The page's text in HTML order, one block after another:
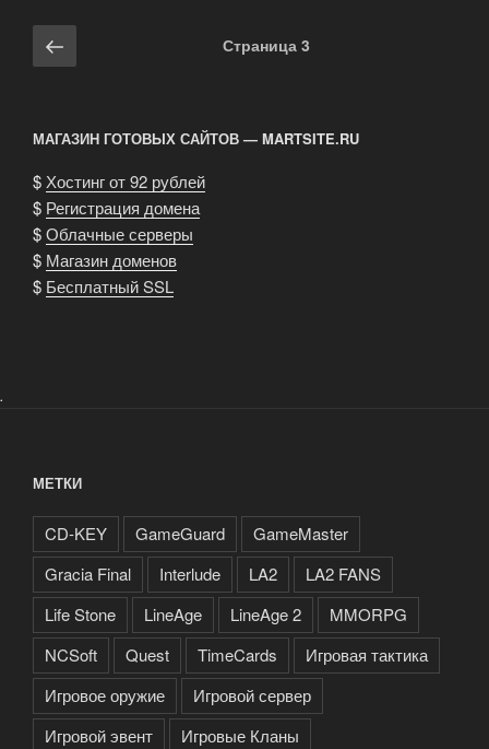
Навигация
по
Предыдущая
страница
Страница 3
МАГАЗИН ГОТОВЫХ САЙТОВ — MARTSITE.RU
$ Хостинг от 92 рублей
$ Регистрация домена
$Облачные серверы
$ Магазин доменов
$ Бесплатный SSL
.
МЕТКИ
CD-KEY GameGuard
GameMaster
Gracia Final
Interlude LA2
LA2 FANS
Life Stone
LineAge LineAge 2
MMORPG
NCSoft
Quest TimeCards
Игровая тактика
Игровое оружие
Игровой сервер
Игровой эвент
Игровые Кланы